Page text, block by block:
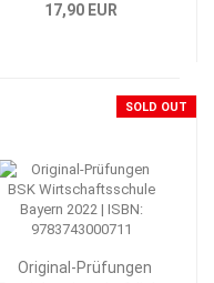
17,90 EUR
SOLD OUT
Original-Prüfungen